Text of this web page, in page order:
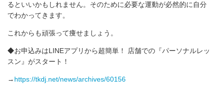
るといいかもしれません。そのために必要な運動が必然的に自分
でわかってきます。
これからも頑張って痩せましょう。
◆お申込みはLINEアプリから超簡単！ 店舗での『パーソナルレッ
スン』がスタート！
→ https://tkdj.net/news/archives/60156